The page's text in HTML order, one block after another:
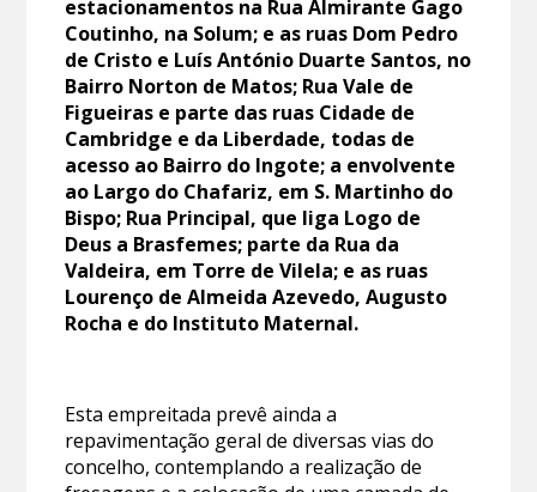
estacionamentos na Rua Almirante Gago
Coutinho, na Solum; e as ruas Dom Pedro
de Cristo e Luís António Duarte Santos, no
Bairro Norton de Matos; Rua Vale de
Figueiras e parte das ruas Cidade de
Cambridge e da Liberdade, todas de
acesso ao Bairro do Ingote; a envolvente
ao Largo do Chafariz, em S. Martinho do
Bispo; Rua Principal, que liga Logo de
Deus a Brasfemes; parte da Rua da
Valdeira, em Torre de Vilela; e as ruas
Lourenço de Almeida Azevedo, Augusto
Rocha e do Instituto Maternal.
Esta empreitada prevê ainda a
repavimentação geral de diversas vias do
concelho, contemplando a realização de